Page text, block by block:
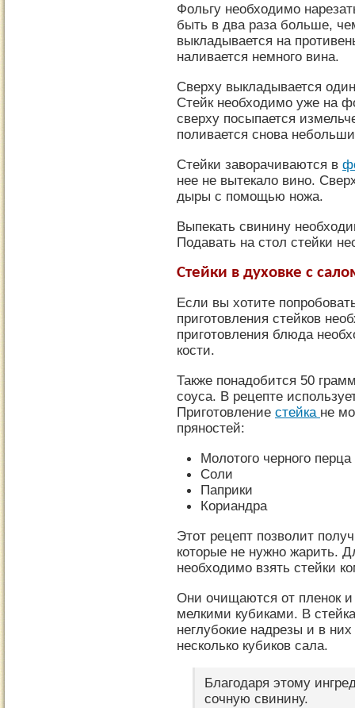
Фольгу необходимо
быть в два раза больше,
выкладывается на
наливается немного вина.
Сверху выкладывается
Стейк необходимо уже на
сверху посыпается
поливается снова
Стейки заворачиваются в
нее не вытекало вино.
дыры с помощью ножа.
Выпекать свинину
Подавать на стол стейки
Стейки в духовке с
Если вы хотите
приготовления стейков
приготовления блюда
кости.
Также понадобится 50
соуса. В рецепте
Приготовление стейка не
пряностей:
Молотого черного перца
Соли
Паприки
Кориандра
Этот рецепт позволит
которые не нужно жарить.
необходимо взять стейки
Они очищаются от пленок
мелкими кубиками. В
неглубокие надрезы и в
несколько кубиков сала.
Благодаря этому
сочную свинину.